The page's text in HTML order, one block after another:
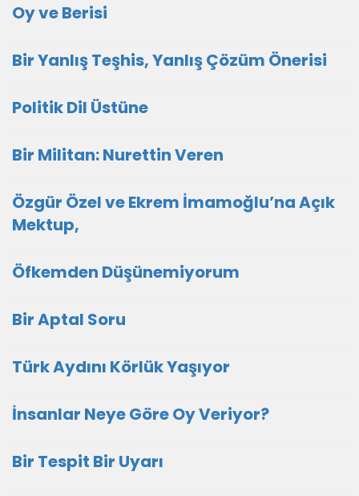
Oy ve Berisi
Bir Yanlış Teşhis, Yanlış Çözüm Önerisi
Politik Dil Üstüne
Bir Militan: Nurettin Veren
Özgür Özel ve Ekrem İmamoğlu’na Açık
Mektup,
Öfkemden Düşünemiyorum
Bir Aptal Soru
Türk Aydını Körlük Yaşıyor
İnsanlar Neye Göre Oy Veriyor?
Bir Tespit Bir Uyarı